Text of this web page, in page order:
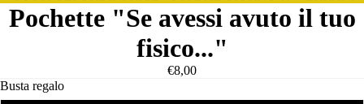
Pochette "Se avessi avuto il tuo
fisico..."
€8,00
Busta regalo